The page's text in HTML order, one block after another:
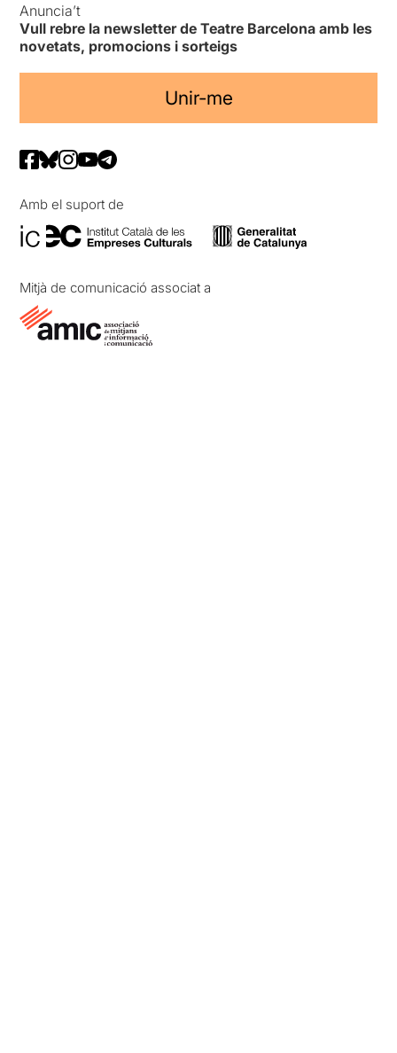
Anuncia’t
Vull rebre la newsletter de Teatre Barcelona amb les
novetats, promocions i sorteigs
Unir-me
Amb el suport de
Mitjà de comunicació associat a